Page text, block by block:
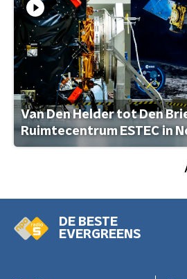
Van Den Helder tot Den
Ruimtecentrum ESTEC in
DE BESTE
EVERGREENS